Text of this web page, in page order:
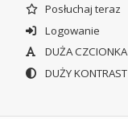
Posłuchaj teraz
Logowanie
DUŻA CZCIONKA
DUŻY KONTRAST